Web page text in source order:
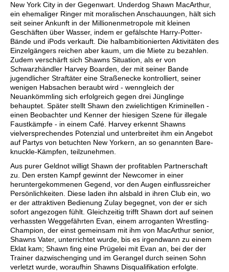
New York City in der Gegenwart. Underdog Shawn MacArthur,
ein ehemaliger Ringer mit moralischen Anschauungen, hält sich
seit seiner Ankunft in der Millionenmetropole mit kleinen
Geschäften über Wasser, indem er gefälschte Harry-Potter-
Bände und iPods verkauft. Die halbambitionierten Aktivitäten des
Einzelgängers reichen aber kaum, um die Miete zu bezahlen.
Zudem verschärft sich Shawns Situation, als er von
Schwarzhändler Harvey Boarden, der mit seiner Bande
jugendlicher Straftäter eine Straßenecke kontrolliert, seiner
wenigen Habsachen beraubt wird - wenngleich der
Neuankömmling sich erfolgreich gegen drei Jünglinge
behauptet. Später stellt Shawn den zwielichtigen Kriminellen -
einen Beobachter und Kenner der hiesigen Szene für illegale
Faustkämpfe - in einem Café. Harvey erkennt Shawns
vielversprechendes Potenzial und unterbreitet ihm ein Angebot
auf Partys von betuchten New Yorkern, an so genannten Bare-
knuckle-Kämpfen, teilzunehmen.
Aus purer Geldnot willigt Shawn der profitablen Partnerschaft
zu. Den ersten Kampf gewinnt der Newcomer in einer
heruntergekommenen Gegend, vor den Augen einflussreicher
Persönlichkeiten. Diese laden ihn alsbald in ihren Club ein, wo
er der attraktiven Bedienung Zulay begegnet, von der er sich
sofort angezogen fühlt. Gleichzeitig trifft Shawn dort auf seinen
verhassten Weggefährten Evan, einem arroganten Wrestling-
Champion, der einst gemeinsam mit ihm von MacArthur senior,
Shawns Vater, unterrichtet wurde, bis es irgendwann zu einem
Eklat kam; Shawn fing eine Prügelei mit Evan an, bei der der
Trainer dazwischenging und im Gerangel durch seinen Sohn
verletzt wurde, woraufhin Shawns Disqualifikation erfolgte.